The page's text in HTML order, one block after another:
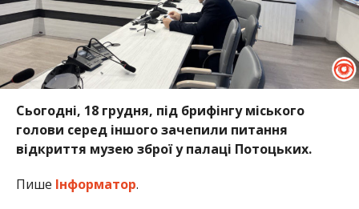
Сьогодні, 18 грудня, під брифінгу міського
голови серед іншого зачепили питання
відкриття музею зброї у палаці Потоцьких.
Пише Інформатор.